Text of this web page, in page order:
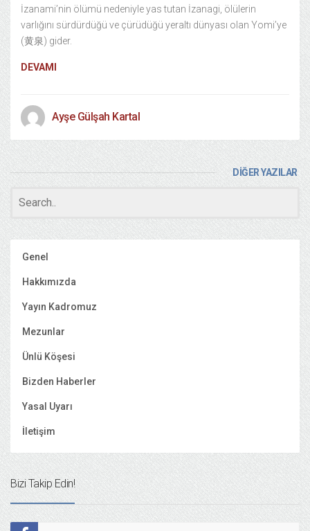
İzanami’nin ölümü nedeniyle yas tutan İzanagi, ölülerin
varlığını sürdürdüğü ve çürüdüğü yeraltı dünyası olan Yomi’ye
(黄泉) gider.
DEVAMI
Ayşe Gülşah Kartal
DİĞER YAZILAR
Genel
Hakkımızda
Yayın Kadromuz
Mezunlar
Ünlü Köşesi
Bizden Haberler
Yasal Uyarı
İletişim
Bizi Takip Edin!